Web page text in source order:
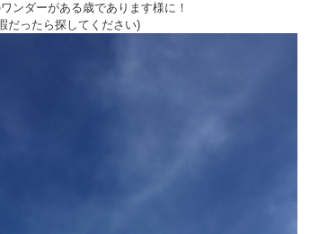
ンダーがある歳であります様に！
だったら探してください)